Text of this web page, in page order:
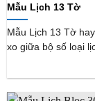
Mẫu Lịch 13 Tờ
Mẫu Lịch 13 Tờ
xo giữa bộ số loại